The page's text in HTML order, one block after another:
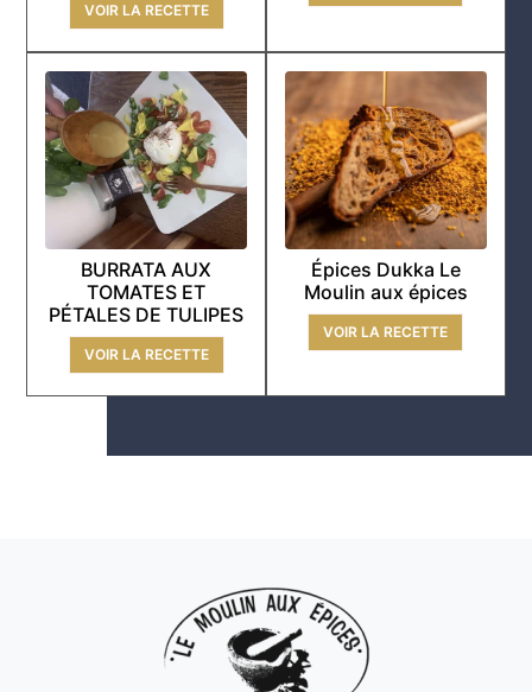
VOIR LA RECETTE
BURRATA AUX
TOMATES ET
PÉTALES DE TULIPES
VOIR LA RECETTE
Épices Dukka Le
Moulin aux épices
VOIR LA RECETTE